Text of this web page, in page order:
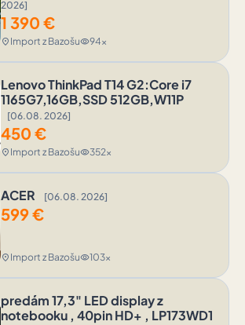
2026]
1 390 €
location_on Import z Bazošuvisibility94x
Lenovo ThinkPad T14 G2:Core i7
1165G7,16GB,SSD 512GB,W11P
[06.08. 2026]
450 €
location_on Import z Bazošuvisibility352x
ACER [06.08. 2026]
599€
location_on Import z Bazošuvisibility103x
predám 17,3" LED display z
notebooku , 40pin HD+ , LP173WD1